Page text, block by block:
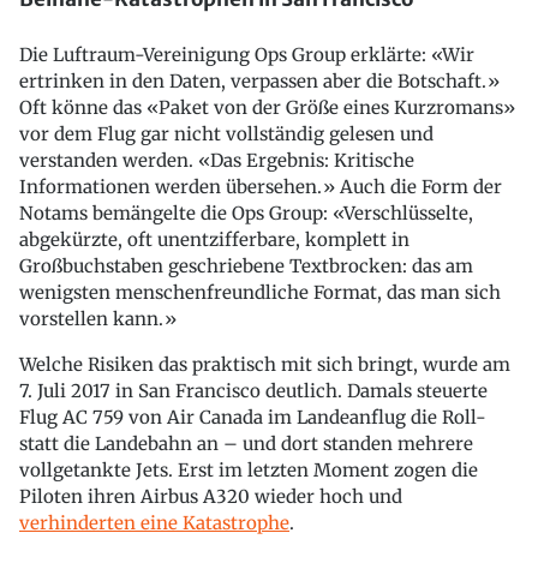
Die Luftraum-Vereinigung Ops Group erklärte: «Wir
ertrinken in den Daten, verpassen aber die Botschaft.»
Oft könne das «Paket von der Größe eines Kurzromans»
vor dem Flug gar nicht vollständig gelesen und
verstanden werden. «Das Ergebnis: Kritische
Informationen werden übersehen.» Auch die Form der
Notams bemängelte die Ops Group: «Verschlüsselte,
abgekürzte, oft unentzifferbare, komplett in
Großbuchstaben geschriebene Textbrocken: das am
wenigsten menschenfreundliche Format, das man sich
vorstellen kann.»
Welche Risiken das praktisch mit sich bringt, wurde am
7. Juli 2017 in San Francisco deutlich. Damals steuerte
Flug AC 759 von Air Canada im Landeanflug die Roll-
statt die Landebahn an – und dort standen mehrere
vollgetankte Jets. Erst im letzten Moment zogen die
Piloten ihren Airbus A320 wieder hoch und
verhinderten eine Katastrophe.